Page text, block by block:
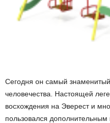
Сегодня он самый
человечества. Настоящей
восхождения на Эверест и
пользовался дополнительным